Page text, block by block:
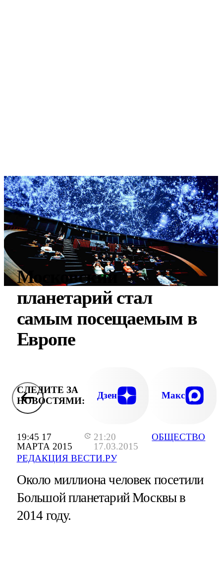
19:45 17
МАРТА 2015
21:20
17.03.2015
РЕДАКЦИЯ ВЕСТИ.РУ
ОБЩЕСТВО
Московский
планетарий стал
самым посещаемым в
Европе
СЛЕДИТЕ ЗА
НОВОСТЯМИ:
Дзен Макс
Около миллиона человек посетили
Большой планетарий Москвы в
2014 году.